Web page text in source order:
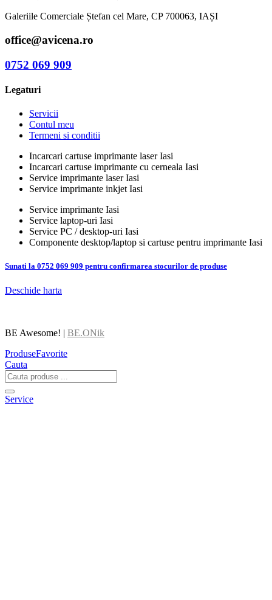
Galeriile Comerciale Ștefan cel Mare, CP 700063, IAȘI
office@avicena.ro
0752 069 909
Legaturi
Servicii
Contul meu
Termeni si conditii
Incarcari cartuse imprimante laser Iasi
Incarcari cartuse imprimante cu cerneala Iasi
Service imprimante laser Iasi
Service imprimante inkjet Iasi
Service imprimante Iasi
Service laptop-uri Iasi
Service PC / desktop-uri Iasi
Componente desktop/laptop si cartuse pentru imprimante Iasi
Sunati la 0752 069 909 pentru confirmarea stocurilor de produse
Deschide harta
BE Awesome! | BE.ONik
ProduseFavorite
Cauta
Service